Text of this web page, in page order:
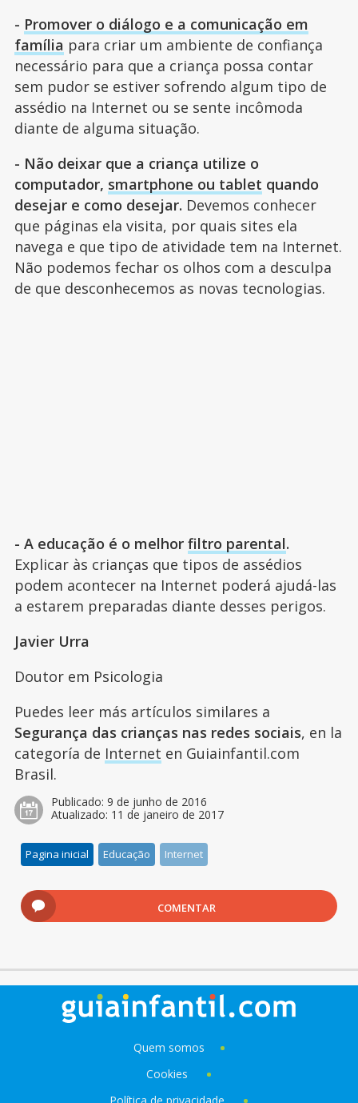
- Promover o diálogo e a comunicação em
família para criar um ambiente de confiança
necessário para que a criança possa contar
sem pudor se estiver sofrendo algum tipo de
assédio na Internet ou se sente incômoda
diante de alguma situação.
- Não deixar que a criança utilize o
computador, smartphone ou tablet quando
desejar e como desejar. Devemos conhecer
que páginas ela visita, por quais sites ela
navega e que tipo de atividade tem na Internet.
Não podemos fechar os olhos com a desculpa
de que desconhecemos as novas tecnologias.
- A educação é o melhor filtro parental.
Explicar às crianças que tipos de assédios
podem acontecer na Internet poderá ajudá-las
a estarem preparadas diante desses perigos.
Javier Urra
Doutor em Psicologia
Puedes leer más artículos similares a
Segurança das crianças nas redes sociais, en la
categoría de Internet en Guiainfantil.com
Brasil.
Publicado: 9 de junho de 2016
Atualizado: 11 de janeiro de 2017
Pagina inicial Educação Internet
COMENTAR
Quem somos
Cookies